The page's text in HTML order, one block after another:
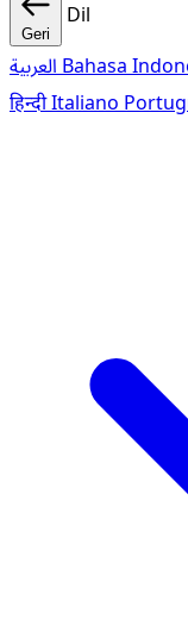
Geri
Dil
Bahasa
हिन्दीItaliano